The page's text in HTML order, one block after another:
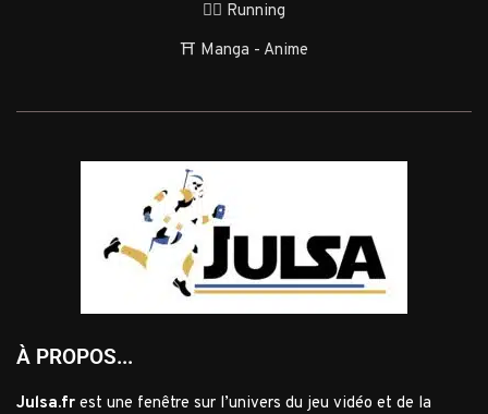
🏃‍♂️ Running
⛩️ Manga - Anime
À PROPOS...
Julsa.fr est une fenêtre sur l’univers du jeu vidéo et de la